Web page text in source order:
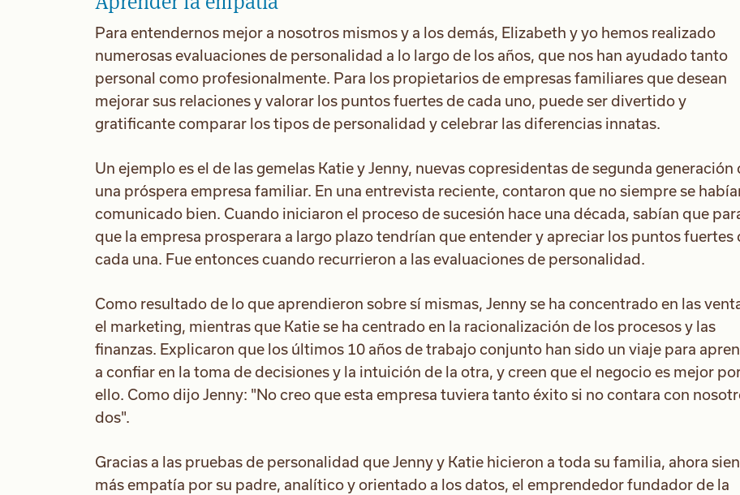
Para entendernos mejor a nosotros mismos y a los demás, Elizabeth y yo hemos realizado
numerosas evaluaciones de personalidad a lo largo de los años, que nos han ayudado tanto
personal como profesionalmente. Para los propietarios de empresas familiares que desean
mejorar sus relaciones y valorar los puntos fuertes de cada uno, puede ser divertido y
gratificante comparar los tipos de personalidad y celebrar las diferencias innatas.
Un ejemplo es el de las gemelas Katie y Jenny, nuevas copresidentas de segunda generación
una próspera empresa familiar. En una entrevista reciente, contaron que no siempre se
comunicado bien. Cuando iniciaron el proceso de sucesión hace una década, sabían que
que la empresa prosperara a largo plazo tendrían que entender y apreciar los puntos fuertes
cada una. Fue entonces cuando recurrieron a las evaluaciones de personalidad.
Como resultado de lo que aprendieron sobre sí mismas, Jenny se ha concentrado en las
el marketing, mientras que Katie se ha centrado en la racionalización de los procesos y las
finanzas. Explicaron que los últimos 10 años de trabajo conjunto han sido un viaje para
a confiar en la toma de decisiones y la intuición de la otra, y creen que el negocio es mejor
ello. Como dijo Jenny: "No creo que esta empresa tuviera tanto éxito si no contara con
dos".
Gracias a las pruebas de personalidad que Jenny y Katie hicieron a toda su familia, ahora
más empatía por su padre, analítico y orientado a los datos, el emprendedor fundador de la